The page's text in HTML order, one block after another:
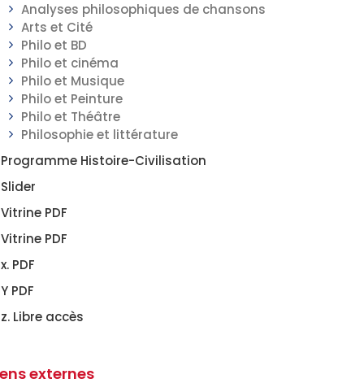
Analyses philosophiques de chansons
Arts et Cité
Philo et BD
Philo et cinéma
Philo et Musique
Philo et Peinture
Philo et Théâtre
Philosophie et littérature
Programme Histoire-Civilisation
Slider
Vitrine PDF
Vitrine PDF
x. PDF
Y PDF
z. Libre accès
externes